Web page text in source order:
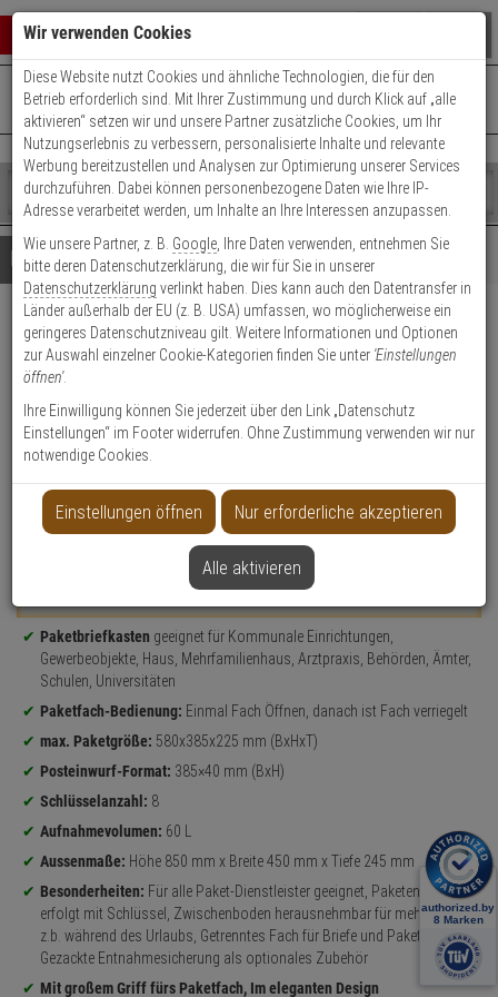
0 ARTIKEL IM WARENKORB
Ihr Warenkorb ist momentan leer.
Ergebnisse ()
Fertig
Shop
durchsuchen
Bitte
geben
Sie
mindestens
Zeichen
ein,
um
Suche
Es
wurde
noch
Kategorien
Suche
gestartet
+49 (0)821 899 493-0Mo. - Do.: 8:00 - 16:30 | Fr.: 8:00 - 14:00 Uhr
Kontaktservice nutzen
Details Beratung
Safepost 65 TIAMAT
Paketkasten schw/weiß + 8 Schl.
1
Weitere Varianten...
Produktinformationen
Paketbriefkasten geeignet für Kommunale Einrichtungen,
Gewerbeobjekte, Haus, Mehrfamilienhaus, Arztpraxis, Behörden, Ämter,
Schulen, Universitäten
Paketfach-Bedienung: Einmal Fach Öffnen, danach ist Fach verriegelt
max. Paketgröße: 580x385x225 mm (BxHxT)
Posteinwurf-Format: 385×40 mm (BxH)
Schlüsselanzahl: 8
Aufnahmevolumen: 60 L
Aussenmaße: Höhe 850 mm x Breite 450 mm x Tiefe 245 mm
Besonderheiten: Für alle Paket-Dienstleister geeignet, Paketentnahme
erfolgt mit Schlüssel, Zwischenboden herausnehmbar für mehr Platz
z.b. während des Urlaubs, Getrenntes Fach für Briefe und Pakete,
Gezackte Entnahmesicherung als optionales Zubehör
Mit großem Griff fürs Paketfach, Im eleganten Design
Wir verwenden Cookies
Diese Website nutzt Cookies und ähnliche Technologien, die für den
Betrieb erforderlich sind. Mit Ihrer Zustimmung und durch Klick auf „alle
aktivieren“ setzen wir und unsere Partner zusätzliche Cookies, um Ihr
Nutzungserlebnis zu verbessern, personalisierte Inhalte und relevante
Werbung bereitzustellen und Analysen zur Optimierung unserer Services
durchzuführen. Dabei können personenbezogene Daten wie Ihre IP-
Adresse verarbeitet werden, um Inhalte an Ihre Interessen anzupassen.
Wie unsere Partner, z. B. Google , Ihre Daten verwenden, entnehmen Sie
bitte deren Datenschutzerklärung, die wir für Sie in unserer
Datenschutzerklärung verlinkt haben. Dies kann auch den Datentransfer in
Länder außerhalb der EU (z. B. USA) umfassen, wo möglicherweise ein
geringeres Datenschutzniveau gilt. Weitere Informationen und Optionen
zur Auswahl einzelner Cookie-Kategorien finden Sie unter 'Einstellungen
öffnen'.
Ihre Einwilligung können Sie jederzeit über den Link „Datenschutz
Einstellungen“ im Footer widerrufen. Ohne Zustimmung verwenden wir nur
notwendige Cookies.
Einstellungen öffnen Nur erforderliche akzeptieren
Alle aktivieren